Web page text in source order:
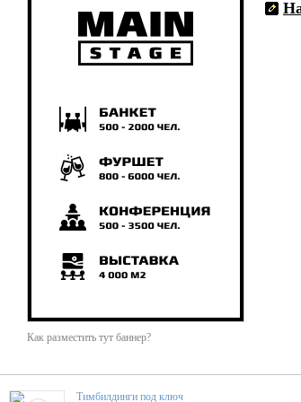
Как разместить тут баннер?
Тимбилдинги под ключ